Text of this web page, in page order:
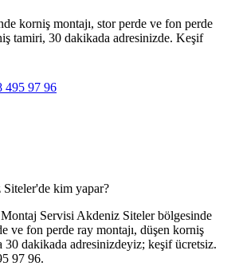
korniş montajı, stor perde ve fon perde
tamiri, 30 dakikada adresinizde. Keşif
495 97 96
kim yapar?
Servisi Akdeniz Siteler bölgesinde
ve fon perde ray montajı, düşen korniş
30 dakikada adresinizdeyiz; keşif ücretsiz.
97 96.